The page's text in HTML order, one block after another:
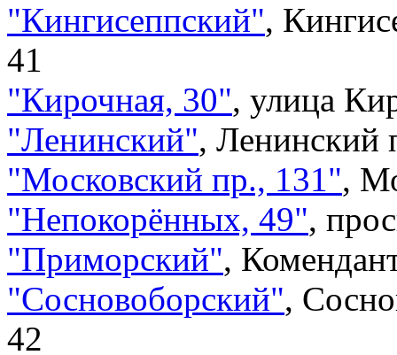
"Кингисеппский",
41
"Кирочная, 30", улица
"Ленинский", Ленинский
"Московский пр., 131",
"Непокорённых, 49",
"Приморский",
"Сосновоборский",
42